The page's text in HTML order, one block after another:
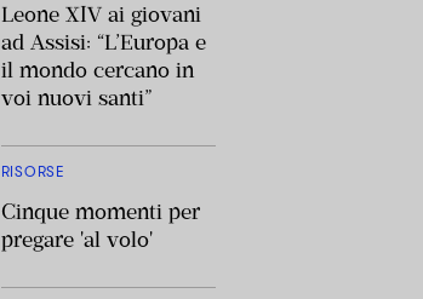
Leone XIV ai giovani
ad Assisi: “L’Europa e
il mondo cercano in
voi nuovi santi”
RISORSE
Cinque momenti per
pregare 'al volo'